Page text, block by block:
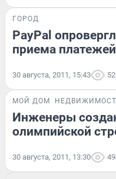
ГОРОД
PayPal
приема
30 августа, 2011, 15:43
МОЙ ДОМ
Инженеры
олимпийской
30 августа, 2011, 13:30